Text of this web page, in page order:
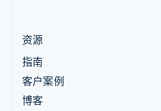
资源
指南
客户案例
博客